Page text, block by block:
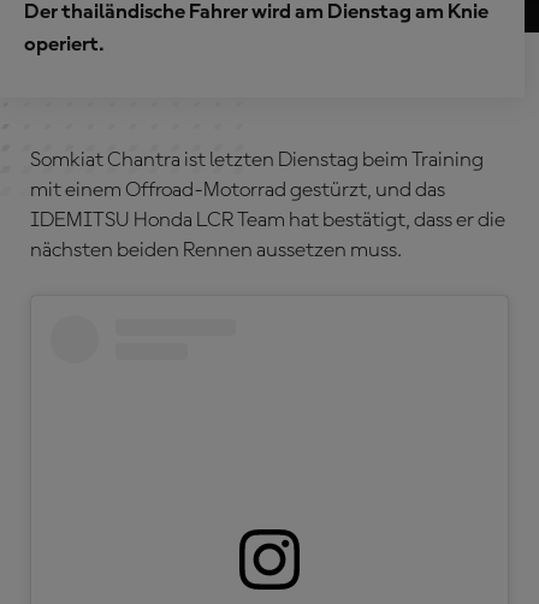
Der thailändische Fahrer wird am Dienstag am Knie
operiert.
Somkiat Chantra ist letzten Dienstag beim Training
mit einem Offroad-Motorrad gestürzt, und das
IDEMITSU Honda LCR Team hat bestätigt, dass er die
nächsten beiden Rennen aussetzen muss.